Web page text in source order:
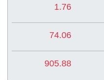
1.76
74.06
905.88